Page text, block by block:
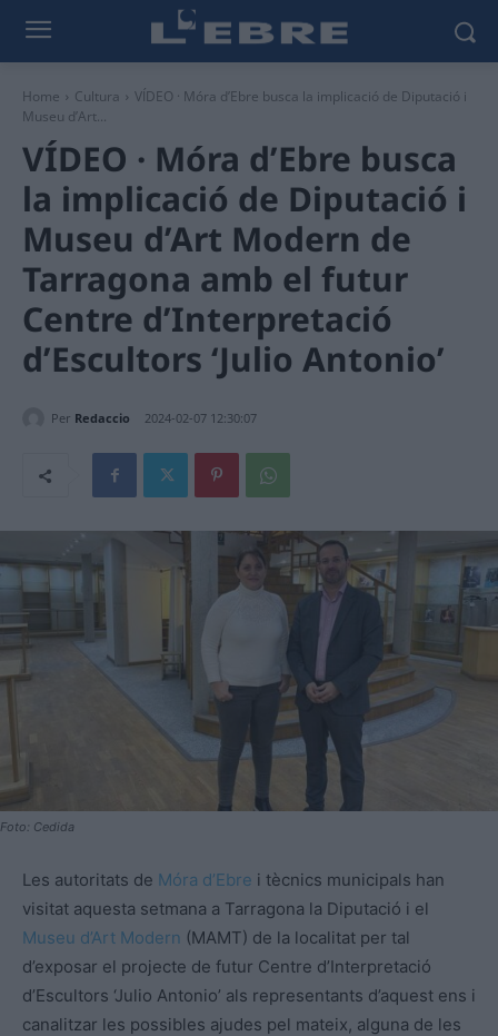
Home Cultura
VÍDEO · Móra d’Ebre busca la implicació de Diputació i
Museu d’Art...
VÍDEO · Móra d’Ebre busca
la implicació de Diputació i
Museu d’Art Modern de
Tarragona amb el futur
Centre d’Interpretació
d’Escultors ‘Julio Antonio’
Per Redaccio 2024-02-07 12:30:07
Foto: Cedida
Les autoritats de Móra d’Ebre i tècnics municipals han
visitat aquesta setmana a Tarragona la Diputació i el
Museu d’Art Modern (MAMT) de la localitat per tal
d’exposar el projecte de futur Centre d’Interpretació
d’Escultors ‘Julio Antonio’ als representants d’aquest ens i
canalitzar les possibles ajudes pel mateix, alguna de les